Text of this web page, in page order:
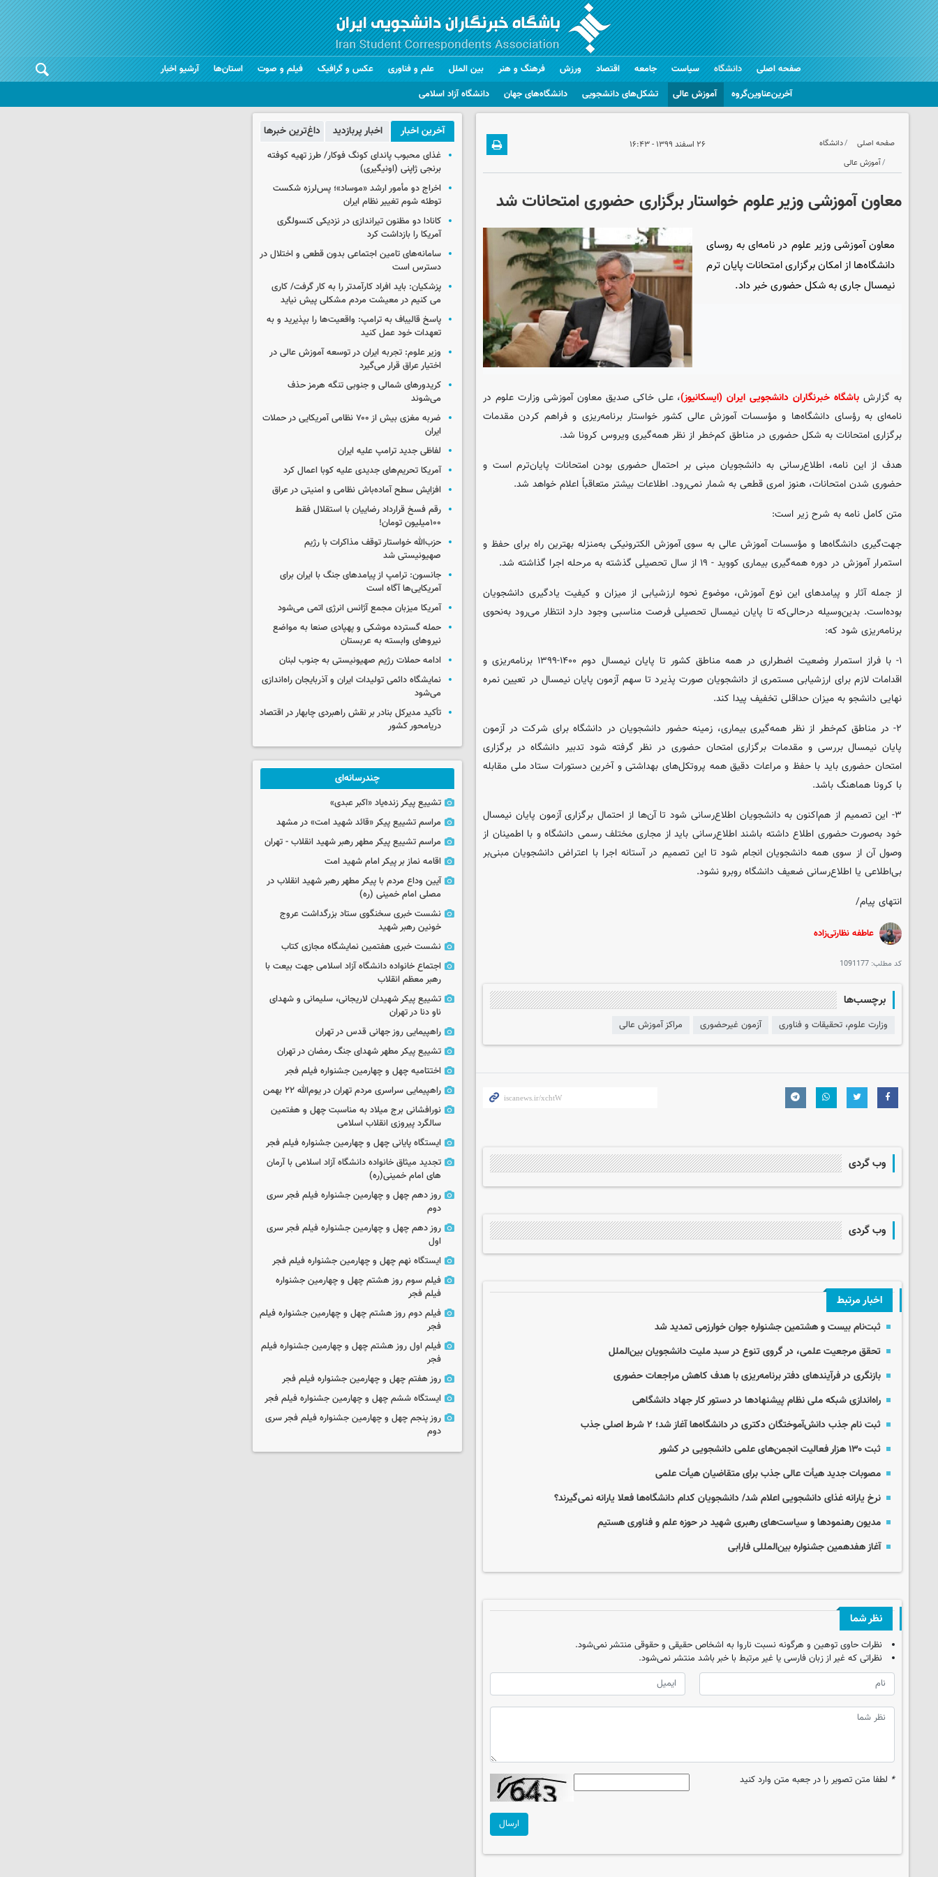
صفحه اصلی
دانشگاه
آخرین‌عناوین‌گروه
آموزش عالی تشکل‌های دانشجویی دانشگاه‌های جهان دانشگاه آزاد اسلامی
سیاست جامعه اقتصاد ورزش فرهنگ و هنر بین الملل علم و فناوری عکس و گرافیک فیلم و صوت استان‌ها آرشیو اخبار
صفحه اصلی
دانشگاه
آموزش عالی
۲۶ اسفند ۱۳۹۹ - ۱۶:۴۳
معاون آموزشی وزیر علوم خواستار برگزاری حضوری امتحانات شد
معاون آموزشی وزیر علوم در نامه‌ای به روسای
دانشگاه‌ها از امکان برگزاری امتحانات پایان‌ ترم
نیمسال جاری به شکل حضوری خبر داد.
به گزارش باشگاه خبرنگاران دانشجویی ایران (ایسکانیوز)، علی خاکی صدیق معاون آموزشی وزارت علوم در
نامه‌ای به رؤسای دانشگاه‌ها و مؤسسات آموزش عالی کشور خواستار برنامه‌ریزی و فراهم کردن مقدمات
برگزاری امتحانات به شکل حضوری در مناطق کم‌خطر از نظر همه‌گیری ویروس کرونا شد.
هدف از این نامه، اطلاع‌رسانی به دانشجویان مبنی بر احتمال حضوری بودن امتحانات پایان‌ترم است و
حضوری شدن امتحانات، هنوز امری قطعی به شمار نمی‌رود. اطلاعات بیشتر متعاقباً اعلام خواهد شد.
متن کامل نامه به شرح زیر است:
جهت‌گیری دانشگاه‌ها و مؤسسات آموزش عالی به سوی آموزش الکترونیکی به‌منزله بهترین راه برای حفظ و
استمرار آموزش در دوره همه‌گیری بیماری کووید - ۱۹ از سال تحصیلی گذشته به مرحله اجرا گذاشته شد.
از جمله آثار و پیامدهای این نوع آموزش، موضوع نحوه ارزشیابی از میزان و کیفیت یادگیری دانشجویان
بوده‌است. بدین‌وسیله درحالی‌که تا پایان نیمسال تحصیلی فرصت مناسبی وجود دارد انتظار می‌رود به‌نحوی
برنامه‌ریزی شود که:
۱- با فراز استمرار وضعیت اضطراری در همه مناطق کشور تا پایان نیمسال دوم ۱۴۰۰-۱۳۹۹ برنامه‌ریزی و
اقدامات لازم برای ارزشیابی مستمری از دانشجویان صورت پذیرد تا سهم آزمون پایان نیمسال در تعیین نمره
نهایی دانشجو به میزان حداقلی تخفیف پیدا کند.
۲- در مناطق کم‌خطر از نظر همه‌گیری بیماری، زمینه حضور دانشجویان در دانشگاه برای شرکت در آزمون
پایان نیمسال بررسی و مقدمات برگزاری امتحان حضوری در نظر گرفته شود تدبیر دانشگاه در برگزاری
امتحان حضوری باید با حفظ و مراعات دقیق همه پروتکل‌های بهداشتی و آخرین دستورات ستاد ملی مقابله
با کرونا هماهنگ باشد.
۳- این تصمیم از هم‌اکنون به دانشجویان اطلاع‌رسانی شود تا آن‌ها از احتمال برگزاری آزمون پایان نیمسال
خود به‌صورت حضوری اطلاع داشته باشند اطلاع‌رسانی باید از مجاری مختلف رسمی دانشگاه و با اطمینان از
وصول آن از سوی همه دانشجویان انجام شود تا این تصمیم در آستانه اجرا با اعتراض دانشجویان مبنی‌بر
بی‌اطلاعی یا اطلاع‌رسانی ضعیف دانشگاه روبرو نشود.
انتهای پیام/
عاطفه نظارتی‌زاده
کد مطلب: 1091177
برچسب‌ها
وزارت علوم، تحقیقات و فناوری آزمون غیرحضوری مراکز آموزش عالی
وب گردی
وب گردی
اخبار مرتبط
ثبت‌نام بیست و هشتمین جشنواره جوان خوارزمی تمدید شد
تحقق مرجعیت علمی، در گروی تنوع در سبد ملیت دانشجویان بین‌الملل
بازنگری در فرآیندهای دفتر برنامه‌ریزی با هدف کاهش مراجعات حضوری
راه‌اندازی شبکه ملی نظام پیشنهادها در دستور کار جهاد دانشگاهی
ثبت نام جذب دانش‌آموختگان دکتری در دانشگاه‌ها آغاز شد؛ ۲ شرط اصلی جذب
ثبت ۱۳۰ هزار فعالیت انجمن‌های علمی دانشجویی در کشور
مصوبات جدید هیأت عالی جذب برای متقاضیان هیأت علمی
نرخ یارانه غذای دانشجویی اعلام شد/ دانشجویان کدام دانشگاه‌ها فعلا یارانه نمی‌گیرند؟
مدیون رهنمودها و سیاست‌های رهبری شهید در حوزه علم و فناوری هستیم
آغاز هفدهمین جشنواره بین‌المللی فارابی
نظر شما
نظرات حاوی توهین و هرگونه نسبت ناروا به اشخاص حقیقی و حقوقی منتشر نمی‌شود.
نظراتی که غیر از زبان فارسی یا غیر مرتبط با خبر باشد منتشر نمی‌شود.
* لطفا متن تصویر را در جعبه متن وارد کنید
ارسال
آخرین اخبار اخبار پربازدید داغ‌ترین خبرها
غذای محبوب پاندای کونگ فوکار/ طرز تهیه کوفته
برنجی ژاپنی (اونیگیری)
اخراج دو مأمور ارشد «موساد»؛ پس‌لرزه شکست
توطئه شوم تغییر نظام ایران
کانادا دو مظنون تیراندازی در نزدیکی کنسولگری
آمریکا را بازداشت کرد
سامانه‌های تامین اجتماعی بدون قطعی و اختلال در
دسترس است
پزشکیان: باید افراد کارآمدتر را به کار گرفت/ کاری
می کنیم در معیشت مردم مشکلی پیش نیاید
پاسخ قالیباف به ترامپ: واقعیت‌ها را بپذیرید و به
تعهدات خود عمل کنید
وزیر علوم: تجربه ایران در توسعه آموزش عالی در
اختیار عراق قرار می‌گیرد
کریدورهای شمالی و جنوبی تنگه هرمز حذف
می‌شوند
ضربه مغزی بیش از ۷۰۰ نظامی آمریکایی در حملات
ایران
لفاظی جدید ترامپ علیه ایران
آمریکا تحریم‌های جدیدی علیه کوبا اعمال کرد
افزایش سطح آماده‌باش نظامی و امنیتی در عراق
رقم فسخ قرارداد رضاییان با استقلال فقط
۱۰۰میلیون تومان!
حزب‌الله خواستار توقف مذاکرات با رژیم
صهیونیستی شد
جانسون: ترامپ از پیامدهای جنگ با ایران برای
آمریکایی‌ها آگاه است
آمریکا میزبان مجمع آژانس انرژی اتمی می‌شود
حمله گسترده موشکی و پهپادی صنعا به مواضع
نیروهای وابسته به عربستان
ادامه حملات رژیم صهیونیستی به جنوب لبنان
نمایشگاه دائمی تولیدات ایران و آذربایجان راه‌اندازی
می‌شود
تأکید مدیرکل بنادر بر نقش راهبردی چابهار در اقتصاد
دریامحور کشور
چندرسانه‌ای
تشییع پیکر زنده‌یاد «اکبر عبدی»
مراسم تشییع پیکر «قائد شهید امت» در مشهد
مراسم تشییع پیکر مطهر رهبر شهید انقلاب - تهران
اقامه نماز بر پیکر امام شهید امت
آیین وداع مردم با پیکر مطهر رهبر شهید انقلاب در
مصلی امام خمینی (ره)
نشست خبری سخنگوی ستاد بزرگداشت عروج
خونین رهبر شهید
نشست خبری هفتمین نمایشگاه مجازی کتاب
اجتماع خانواده دانشگاه آزاد اسلامی جهت بیعت با
رهبر معظم انقلاب
تشییع پیکر شهیدان لاریجانی، سلیمانی و شهدای
ناو دنا در تهران
راهپیمایی روز جهانی قدس در تهران
تشییع پیکر مطهر شهدای جنگ رمضان در تهران
اختتامیه چهل و چهارمین جشنواره فیلم فجر
راهپیمایی سراسری مردم تهران در یوم‌الله ۲۲ بهمن
نورافشانی برج میلاد به مناسبت چهل‌ و هفتمین
سالگرد پیروزی انقلاب اسلامی
ایستگاه پایانی چهل و چهارمین جشنواره فیلم فجر
تجدید میثاق خانواده دانشگاه آزاد اسلامی با آرمان
های امام خمینی(ره)
روز دهم چهل و چهارمین جشنواره فیلم فجر سری
دوم
روز دهم چهل و چهارمین جشنواره فیلم فجر سری
اول
ایستگاه نهم چهل و چهارمین جشنواره فیلم فجر
فیلم سوم روز هشتم چهل و چهارمین جشنواره
فیلم فجر
فیلم دوم روز هشتم چهل و چهارمین جشنواره فیلم
فجر
فیلم اول روز هشتم چهل و چهارمین جشنواره فیلم
فجر
روز هفتم چهل و چهارمین جشنواره فیلم فجر
ایستگاه ششم چهل و چهارمین جشنواره فیلم فجر
روز پنجم چهل و چهارمین جشنواره فیلم فجر سری
دوم